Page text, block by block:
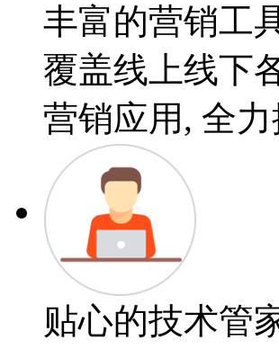
丰富的营销工
覆盖线上线下
营销应用, 全
贴心的技术管